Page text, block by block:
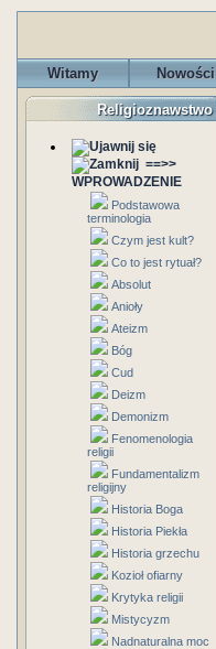
Witamy Nowości
Religioznawstwo
==>>
WPROWADZENIE
Podstawowa
terminologia
Czym jest kult?
Co to jest rytuał?
Absolut
Anioły
Ateizm
Bóg
Cud
Deizm
Demonizm
Fenomenologia
religii
Fundamentalizm
religijny
Historia Boga
Historia Piekła
Historia grzechu
Kozioł ofiarny
Krytyka religii
Mistycyzm
Nadnaturalna moc